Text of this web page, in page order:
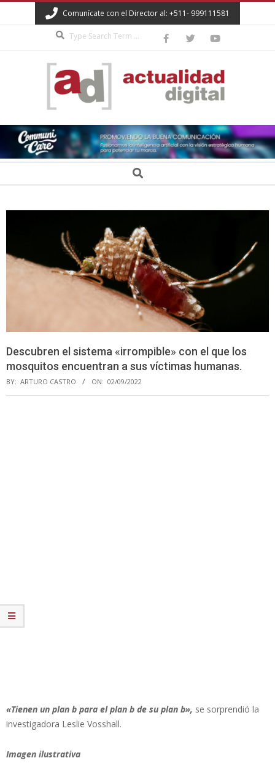
to
Comunícate con el Director al: +511- 999111581
ACTUALIDAD
DIGITAL Search
Descubren el sistema «irrompible» con el que los
mosquitos encuentran a sus víctimas humanas.
BY: ARTURO CASTRO ON: 02/09/2022
«Tienen un plan b para el plan b de su plan b», se sorprendió la
investigadora Leslie Vosshall.
Imagen ilustrativa